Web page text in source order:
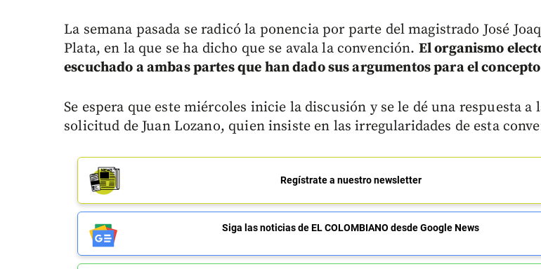
La semana pasada se radicó la ponencia por parte del magistrado José
Plata, en la que se ha dicho que se avala la convención. El organismo
escuchado a ambas partes que han dado sus argumentos para el
Se espera que este miércoles inicie la discusión y se le dé una respuesta a
solicitud de Juan Lozano, quien insiste en las irregularidades de esta
Regístrate a nuestro newsletter
Siga las noticias de EL COLOMBIANO desde Google News